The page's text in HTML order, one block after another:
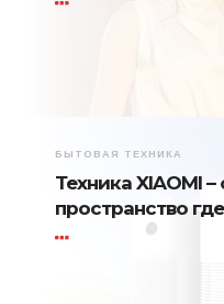
БЫТОВАЯ ТЕХНИКА
Техника XIAOMI
пространство